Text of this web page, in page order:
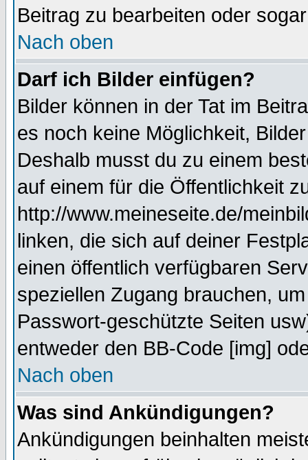
Beitrag zu bearbeiten oder
Nach oben
Darf ich Bilder einfügen?
Bilder können in der Tat im
es noch keine Möglichkeit,
Deshalb musst du zu einem
auf einem für die Öffentlichkeit
http://www.meineseite.de/
linken, die sich auf deiner
einen öffentlich verfügbaren
speziellen Zugang brauchen,
Passwort-geschützte Seiten
entweder den BB-Code [img]
Nach oben
Was sind Ankündigungen?
Ankündigungen beinhalten